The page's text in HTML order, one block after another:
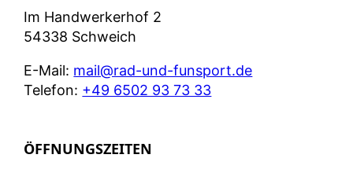
Im Handwerkerhof 2
54338 Schweich
E-Mail: mail@rad-und-funsport.de
Telefon: +49 6502 93 73 33
ÖFFNUNGSZEITEN